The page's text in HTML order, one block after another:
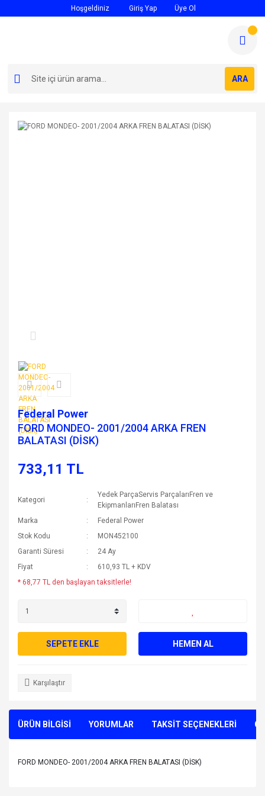
Hoşgeldiniz Giriş Yap Üye Ol
ARA
Federal Power
FORD MONDEO- 2001/2004 ARKA FREN
BALATASI (DİSK)
733,11 TL
Kategori
Yedek ParçaServis ParçalarıFren ve
EkipmanlarıFren Balatası
Marka
Federal Power
Stok Kodu
MON452100
Garanti Süresi
24 Ay
Fiyat
610,93 TL + KDV
* 68,77 TL den başlayan taksitlerle!
SEPETE EKLE HEMEN AL
Karşılaştır
ÜRÜN BİLGİSİ YORUMLAR TAKSİT SEÇENEKLERİ
FORD MONDEO- 2001/2004 ARKA FREN BALATASI (DİSK)